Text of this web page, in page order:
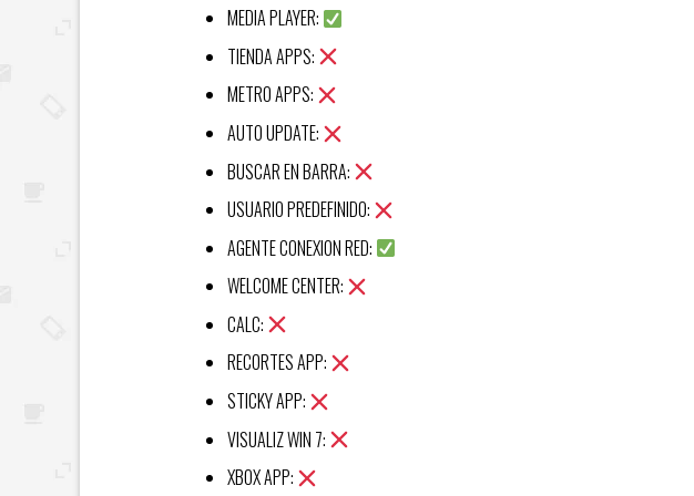
MEDIA PLAYER:
TIENDA APPS:
METRO APPS:
AUTO UPDATE:
BUSCAR EN BARRA:
USUARIO PREDEFINIDO:
AGENTE CONEXION RED:
WELCOME CENTER:
CALC:
RECORTES APP:
STICKY APP:
VISUALIZ WIN 7:
XBOX APP: